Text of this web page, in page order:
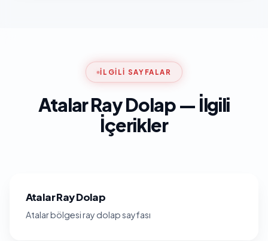
İLGILI SAYFALAR
Atalar Ray Dolap — İlgili
İçerikler
Atalar Ray Dolap
Atalar bölgesi ray dolap sayfası